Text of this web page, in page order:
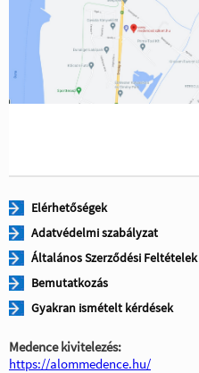
Elérhetőségek
Adatvédelmi szabályzat
Általános Szerződési Feltételek
Bemutatkozás
Gyakran ismételt kérdések
Medence kivitelezés:
https://alommedence.hu/